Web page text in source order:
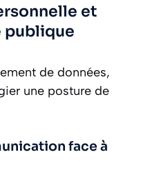
et
publique
de données,
une posture de
face à